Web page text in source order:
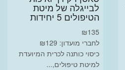
לבייגלה של מיטת
הטיפולים 5 יחידות
₪135
לחברי מועדון: ₪129
כיסוי כותנה לכרית המיועדת
למיטת טיפולים,...